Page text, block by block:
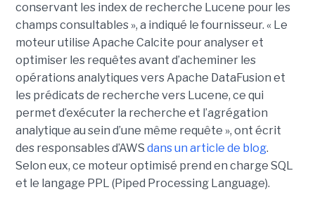
conservant les index de recherche Lucene pour les
champs consultables », a indiqué le fournisseur. « Le
moteur utilise Apache Calcite pour analyser et
optimiser les requêtes avant d’acheminer les
opérations analytiques vers Apache DataFusion et
les prédicats de recherche vers Lucene, ce qui
permet d’exécuter la recherche et l’agrégation
analytique au sein d’une même requête », ont écrit
des responsables d’AWS dans un article de blog.
Selon eux, ce moteur optimisé prend en charge SQL
et le langage PPL (Piped Processing Language).